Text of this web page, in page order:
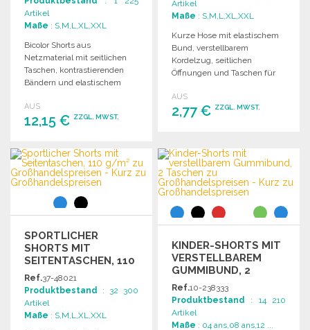
Artikel
Maße : S,M,L,XL,XXL
Bicolor Shorts aus
Netzmaterial mit seitlichen
Taschen, kontrastierenden
Bändern und elastischem
AUS
12,15 € ZZGL. MWST.
BESTELLEN
Angebot anfordern
Artikel
Maße : S,M,L,XL,XXL
Kurze Hose mit elastischem
Bund, verstellbarem
Kordelzug, seitlichen
Öffnungen und Taschen für
AUS
2,77 € ZZGL. MWST.
Angebot anfordern
SPORTLICHER
SHORTS MIT
SEITENTASCHEN, 110
G/M²
Ref.37-48021
Produktbestand : 32 300
Artikel
Maße : S,M,L,XL,XXL
KINDER-SHORTS MIT
VERSTELLBAREM
GUMMIBUND, 2
TASCHEN ZU
GROSSHANDELSPREISEN
Ref.10-238333
Produktbestand : 14 210
Artikel
Maße : 04 ans,08 ans,12 ...